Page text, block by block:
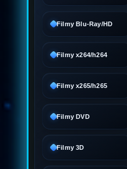
Filmy Blu-Ray/HD
Filmy x264/h264
Filmy x265/h265
Filmy DVD
Filmy 3D